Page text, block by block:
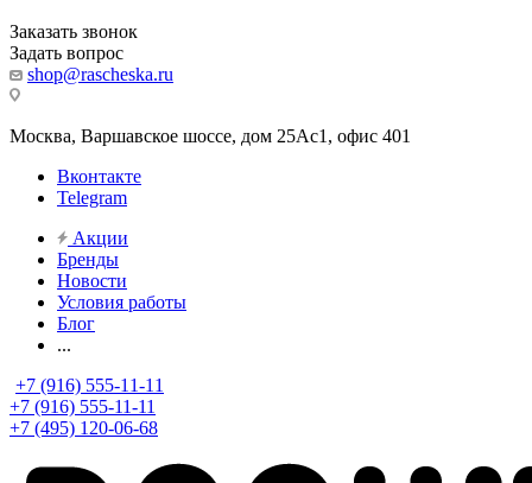
Заказать звонок
Задать вопрос
shop@rascheska.ru
Москва, Варшавское шоссе, дом 25Аc1, офис 401
Вконтакте
Telegram
Акции
Бренды
Новости
Условия работы
Блог
...
+7 (916) 555-11-11
+7 (916) 555-11-11
+7 (495) 120-06-68